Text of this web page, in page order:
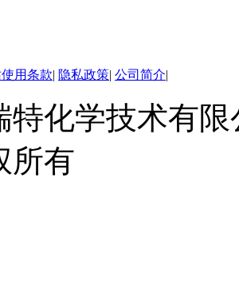
用条款| 隐私政策| 公司简介|
特化学技术有
所有